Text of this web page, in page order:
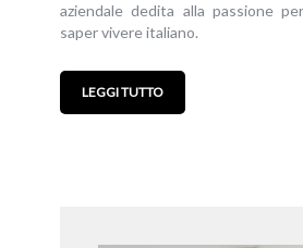
aziendale dedita alla passione
saper vivere italiano.
LEGGI TUTTO